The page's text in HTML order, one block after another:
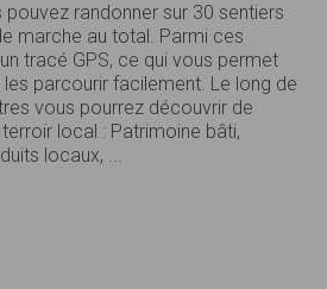
pouvez randonner sur 30 sentiers
marche au total. Parmi ces
tracé GPS, ce qui vous permet
parcourir facilement. Le long de
vous pourrez découvrir de
local : Patrimoine bâti,
locaux, ...